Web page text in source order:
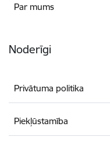
Par mums
Noderīgi
Privātuma politika
Piekļūstamība